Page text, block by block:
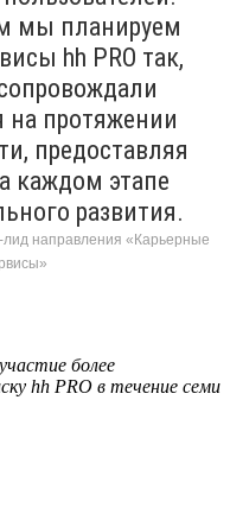
мы планируем
hh PRO так,
на протяжении
предоставляя
каждом этапе
развития.
направления «Карьерные
более
hh PRO в течение семи